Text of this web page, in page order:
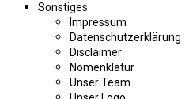
Sonstiges
Impressum
Datenschutzerklärung
Disclaimer
Nomenklatur
Unser Team